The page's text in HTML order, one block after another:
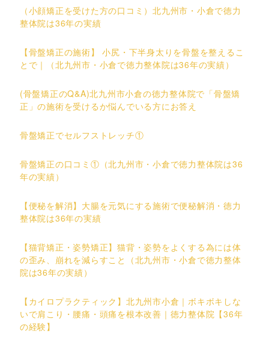
（小顔矯正を受けた方の口コミ）北九州市・小倉で徳力
整体院は36年の実績
【骨盤矯正の施術】 小尻・下半身太りを骨盤を整えるこ
とで｜（北九州市・小倉で徳力整体院は36年の実績）
(骨盤矯正のQ&A)北九州市小倉の徳力整体院で「骨盤矯
正」の施術を受けるか悩んでいる方にお答え
骨盤矯正でセルフストレッチ①
骨盤矯正の口コミ①（北九州市・小倉で徳力整体院は36
年の実績）
【便秘を解消】大腸を元気にする施術で便秘解消・徳力
整体院は36年の実績
【猫背矯正・姿勢矯正】猫背・姿勢をよくする為には体
の歪み、崩れを減らすこと（北九州市・小倉で徳力整体
院は36年の実績）
【カイロプラクティック】北九州市小倉｜ボキボキしな
いで肩こり・腰痛・頭痛を根本改善｜徳力整体院【36年
の経験】